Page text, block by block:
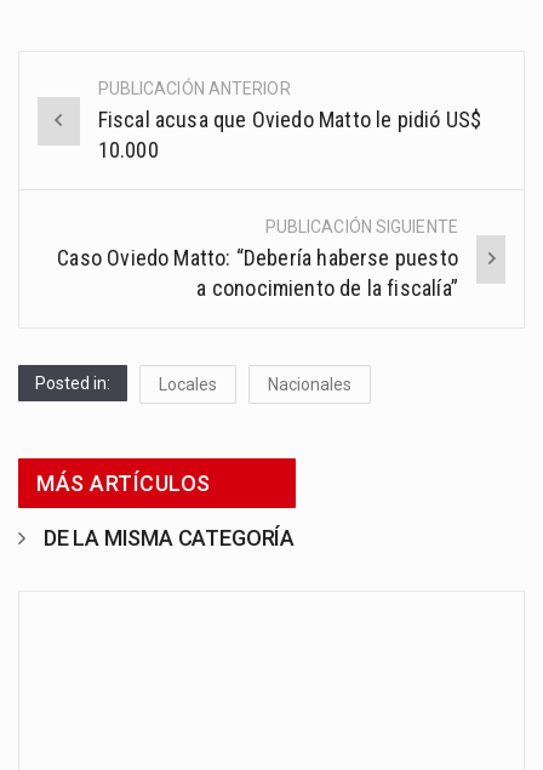
Post
navigation
PUBLICACIÓN ANTERIOR
Fiscal acusa que Oviedo Matto le pidió US$
10.000
PUBLICACIÓN SIGUIENTE
Caso Oviedo Matto: “Debería haberse puesto
a conocimiento de la fiscalía”
Posted in: Locales Nacionales
MÁS ARTÍCULOS
DE LA MISMA CATEGORÍA